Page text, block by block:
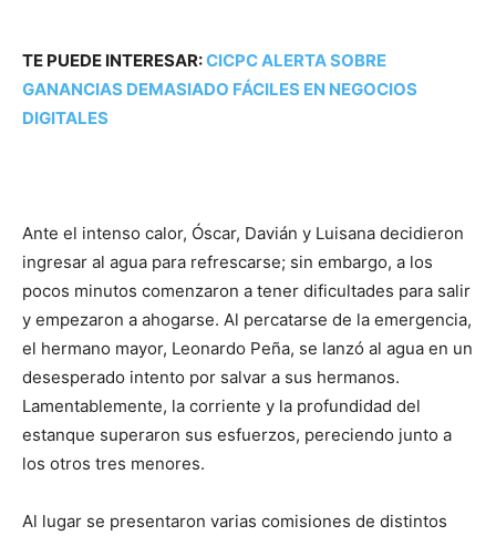
TE PUEDE INTERESAR:CICPC ALERTA SOBRE
GANANCIAS DEMASIADO FÁCILES EN NEGOCIOS
DIGITALES
Ante el intenso calor, Óscar, Davián y Luisana decidieron
ingresar al agua para refrescarse; sin embargo, a los
pocos minutos comenzaron a tener dificultades para salir
y empezaron a ahogarse. Al percatarse de la emergencia,
el hermano mayor, Leonardo Peña, se lanzó al agua en un
desesperado intento por salvar a sus hermanos.
Lamentablemente, la corriente y la profundidad del
estanque superaron sus esfuerzos, pereciendo junto a
los otros tres menores.
Al lugar se presentaron varias comisiones de distintos